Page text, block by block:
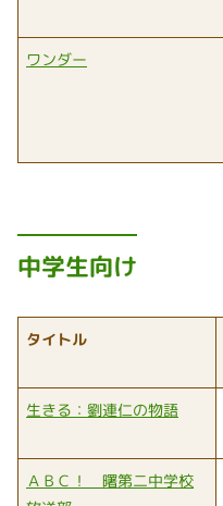
ワンダー
中学生向け
タイトル
生きる：劉連仁の物語
ＡＢＣ！ 曙第二中学校